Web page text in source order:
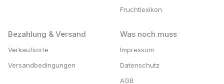
Fruchtlexikon
Bezahlung & Versand
Verkaufsorte
Versandbedingungen
Was noch muss
Impressum
Datenschutz
AGB